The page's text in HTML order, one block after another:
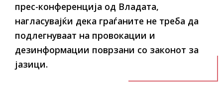
прес-конференција од Владата,
нагласувајќи дека граѓаните не треба да
подлегнуваат на провокации и
дезинформации поврзани со законот за
јазици.